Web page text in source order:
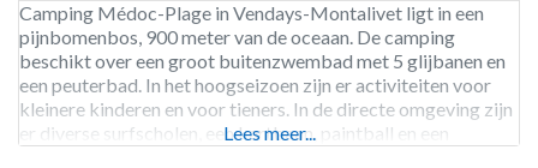
Camping Médoc-Plage in Vendays-Montalivet ligt in een
pijnbomenbos, 900 meter van de oceaan. De camping
beschikt over een groot buitenzwembad met 5 glijbanen en
een peuterbad. In het hoogseizoen zijn er activiteiten voor
kleinere kinderen en voor tieners. In de directe omgeving zijn
er diverse surfscholen, een kartbaan, paintball en een
Lees meer...